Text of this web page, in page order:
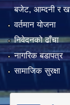
बजेट, आम्दनी र
वर्तमान योजना
निवेदनको ढाँचा
नागरिक बडापत्र
सामाजिक सुरक्षा